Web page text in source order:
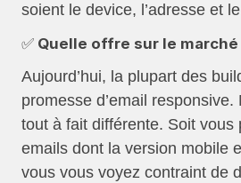
soient le device, l’adresse et
✅ Quelle offre sur le marché
Aujourd’hui, la plupart des
promesse d’email
tout à fait différente. Soit vous
emails dont la version mobile
vous vous voyez contraint de